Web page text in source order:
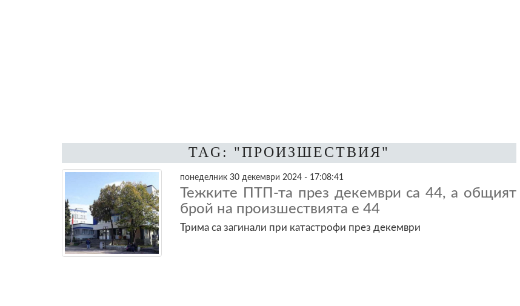
TAG: "ПРОИЗШЕСТВИЯ"
понеделник 30 декември 2024 - 17:08:41
Тежките ПТП-та през декември са 44, а общият
брой на произшествията е 44
Трима са загинали при катастрофи през декември